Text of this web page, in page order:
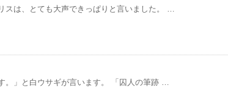
スは、とても大声できっぱりと言いました。 …
。」と白ウサギが言います。 「囚人の筆跡 …